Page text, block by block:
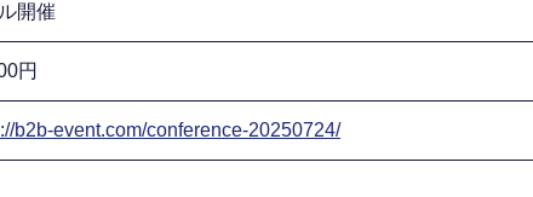
開催
円
b2b-event.com/conference-20250724/